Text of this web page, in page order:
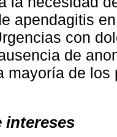
apendagitis
con
de
mayoría de
intereses